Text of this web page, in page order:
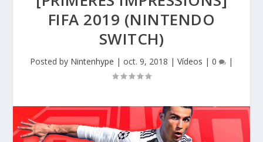
FIFA 2019 (NINTENDO
SWITCH)
Posted by Nintenhype | oct. 9, 2018 | Vídeos | 0 |